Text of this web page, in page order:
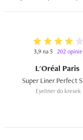
3,9 na 5 202 opinie
L'Oréal Paris
Eyeliner do kresek